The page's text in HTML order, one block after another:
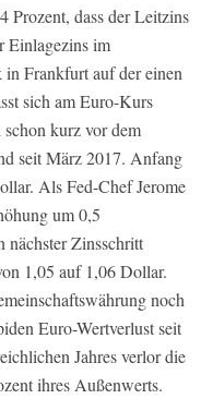
Prozent, dass der Leitzins
Einlagezins im
Frankfurt auf der einen
sich am Euro-Kurs
kurz vor dem
seit März 2017. Anfang
Als Fed-Chef Jerome
um 0,5
nächster Zinsschritt
1,05 auf 1,06 Dollar.
noch
Euro-Wertverlust seit
Jahres verlor die
ihres Außenwerts.